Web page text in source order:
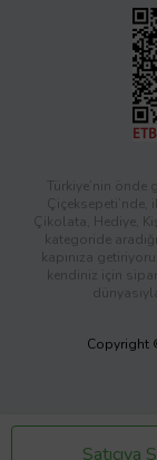
Satıcıya
Türkiye’nin
Çiçeksepeti’nde,
Çikolata, Hediye,
kategoride
kapınıza
kendiniz için
Copyright